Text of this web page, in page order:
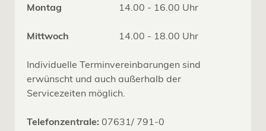
Montag 14.00 - 16.00 Uhr
Mittwoch 14.00 - 18.00 Uhr
Individuelle Terminvereinbarungen sind
erwünscht und auch außerhalb der
Servicezeiten möglich.
Telefonzentrale: 07631/ 791-0